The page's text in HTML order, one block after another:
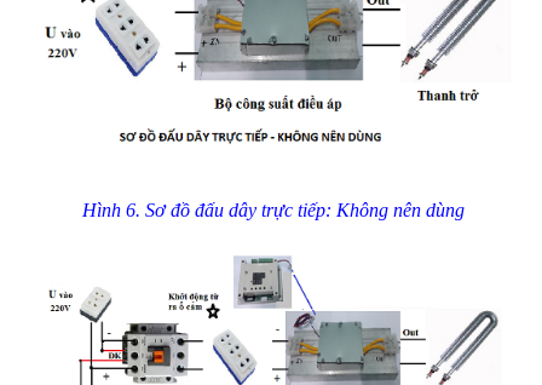
Hình 6. Sơ đồ đấu dây trực tiếp: Không nên dùng